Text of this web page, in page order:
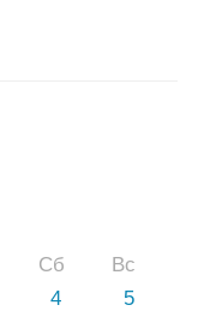
Сб
Вс
4
5